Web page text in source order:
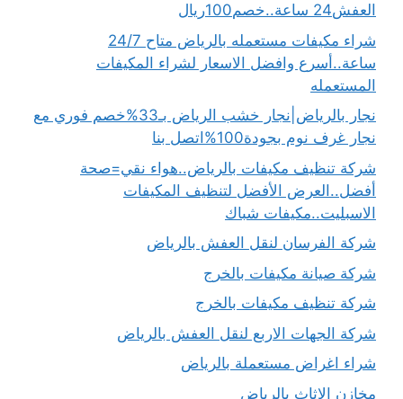
العفش24 ساعة..خصم100ريال
شراء مكيفات مستعمله بالرياض متاح 24/7
ساعة..أسرع وافضل الاسعار لشراء المكيفات
المستعمله
نجار بالرياض|نجار خشب الرياض بـ33%خصم فوري مع
نجار غرف نوم بجودة100%اتصل بنا
شركة تنظيف مكيفات بالرياض..هواء نقي=صحة
أفضل..العرض الأفضل لتنظيف المكيفات
الاسبليت..مكيفات شباك
شركة الفرسان لنقل العفش بالرياض
شركة صيانة مكيفات بالخرج
شركة تنظيف مكيفات بالخرج
شركة الجهات الاربع لنقل العفش بالرياض
شراء اغراض مستعملة بالرياض
مخازن الاثاث بالرياض